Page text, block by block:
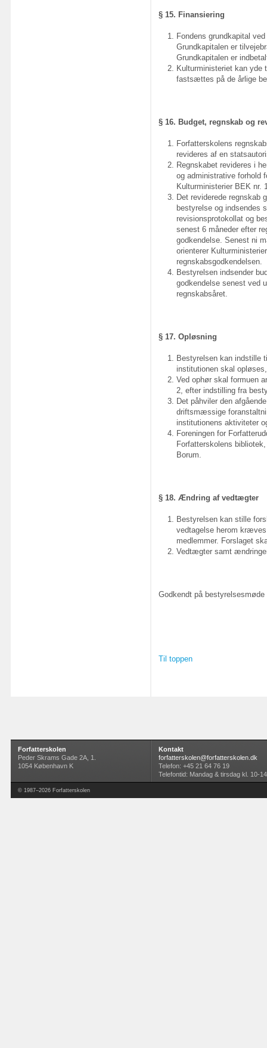
§ 15. Finansiering
Fondens grundkapital
Grundkapitalen er
Grundkapitalen er
Kulturministeriet kan yde
fastsættes på de årlige
§ 16. Budget, regnskab og
Forfatterskolens
revideres af en
Regnskabet revideres i
og administrative forhold
Kulturministerier BEK nr.
Det reviderede regnskab
bestyrelse og indsendes
revisionsprotokollat og
senest 6 måneder efter
godkendelse. Senest ni
orienterer
regnskabsgodkendelsen.
Bestyrelsen indsender
godkendelse senest ved
regnskabsåret.
§ 17. Opløsning
Bestyrelsen kan indstille
institutionen skal
Ved ophør skal formuen
2, efter indstilling fra
Det påhviler den
driftsmæssige
institutionens aktiviteter
Foreningen for
Forfatterskolens
Borum.
§ 18. Ændring af vedtægter
Bestyrelsen kan stille
vedtagelse herom
medlemmer. Forslaget
Vedtægter samt
Godkendt på bestyrelsesmøde
Til toppen
Forfatterskolen
Peder Skrams Gade 2A, 1.
1054 København K
Kontakt
forfatterskolen@forfatterskolen.dk
Telefon: +45 21 64 76 19
Telefontid: Mandag & tirsdag kl. 10-14
© 1987–2026 Forfatterskolen